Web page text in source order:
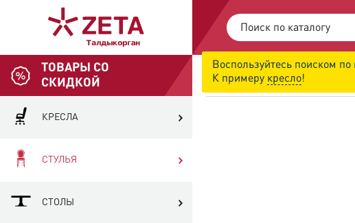
Воспользуйтесь поиском по
К примеру кресло!
ОБСЛУЖИВАНИЕ
Понедельник - Суббота с
ТОВАРЫ СО
СКИДКОЙ
КРЕСЛА
СТУЛЬЯ
СТОЛЫ